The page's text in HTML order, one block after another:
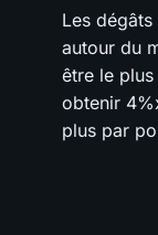
Les
autour du
être le
obtenir
plus par